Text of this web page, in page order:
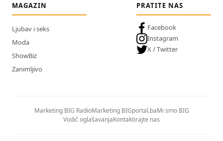
MAGAZIN
Ljubav i seks
Moda
ShowBiz
Zanimljivo
PRATITE NAS
Facebook
Instagram
X / Twitter
Marketing BIG RadioMarketing BIGportal.baMi smo BIG
Vodič oglašavanjaKontaktirajte nas